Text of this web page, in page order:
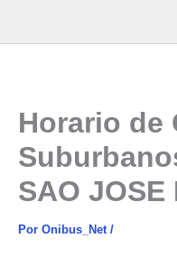
Horario de
SAO JOSE
Por Onibus_Net /